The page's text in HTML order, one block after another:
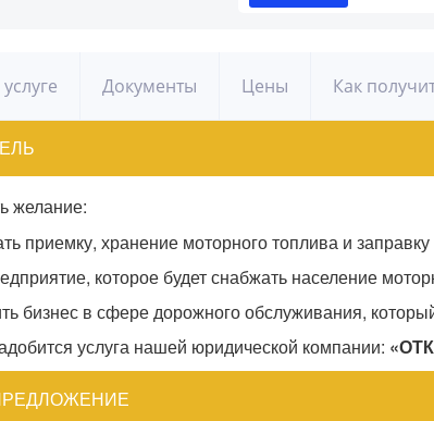
Документы Цены Как
желание:
приемку, хранение моторного топлива и
которое будет снабжать население
бизнес в сфере дорожного обслуживания,
услуга нашей юридической компании: